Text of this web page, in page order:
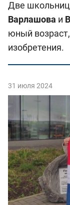
Две
Варлашова и
юный
изобретения.
31 июля 2024